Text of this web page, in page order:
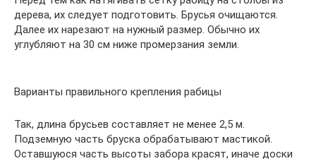
дерева, их следует подготовить. Брусья очищаются.
Далее их нарезают на нужный размер. Обычно их
углубляют на 30 см ниже промерзания земли.
Варианты правильного крепления рабицы
Так, длина брусьев составляет не менее 2,5 м.
Подземную часть бруска обрабатывают мастикой.
Оставшуюся часть высоты забора красят, иначе доски